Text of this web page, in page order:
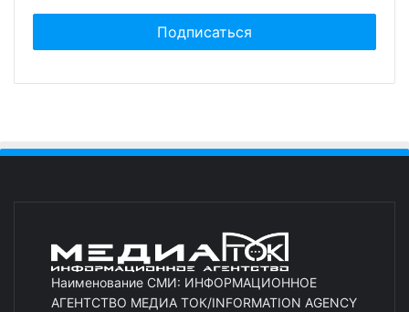
Наименование СМИ: ИНФОРМАЦИОННОЕ
АГЕНТСТВО МЕДИА ТОК/INFORMATION AGENCY